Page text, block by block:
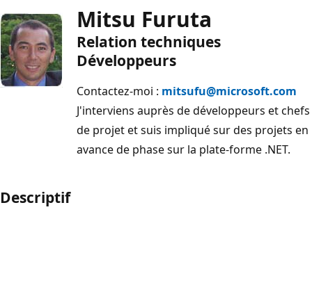
Mitsu Furuta
Relation techniques
Développeurs
Contactez-moi : mitsufu@microsoft.com
Descriptif
J'interviens auprès de développeurs et chefs
de projet et suis impliqué sur des projets en
avance de phase sur la plate-forme .NET.